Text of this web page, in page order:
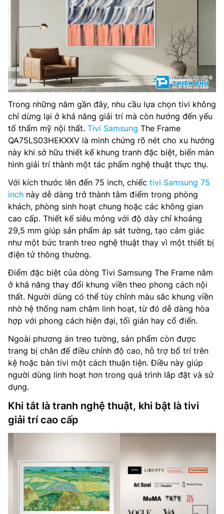
Trong những năm gần đây, nhu cầu lựa chọn tivi không
chỉ dừng lại ở khả năng giải trí mà còn hướng đến yếu
tố thẩm mỹ nội thất. Tivi Samsung The Frame
QA75LS03HEKXXV là minh chứng rõ nét cho xu hướng
này khi sở hữu thiết kế khung tranh đặc biệt, biến màn
hình giải trí thành một tác phẩm nghệ thuật thực thụ.
Với kích thước lên đến 75 inch, chiếc tivi Samsung 75
inch này dễ dàng trở thành tâm điểm trong phòng
khách, phòng sinh hoạt chung hoặc các không gian
cao cấp. Thiết kế siêu mỏng với độ dày chỉ khoảng
29,5 mm giúp sản phẩm áp sát tường, tạo cảm giác
như một bức tranh treo nghệ thuật thay vì một thiết bị
điện tử thông thường.
Điểm đặc biệt của dòng Tivi Samsung The Frame nằm
ở khả năng thay đổi khung viền theo phong cách nội
thất. Người dùng có thể tùy chỉnh màu sắc khung viền
nhờ hệ thống nam châm linh hoạt, từ đó dễ dàng hòa
hợp với phong cách hiện đại, tối giản hay cổ điển.
Ngoài phương án treo tường, sản phẩm còn được
trang bị chân đế điều chỉnh độ cao, hỗ trợ bố trí trên
kệ hoặc bàn tivi một cách thuận tiện. Điều này giúp
người dùng linh hoạt hơn trong quá trình lắp đặt và sử
dụng.
Khi tắt là tranh nghệ thuật, khi bật là tivi
giải trí cao cấp